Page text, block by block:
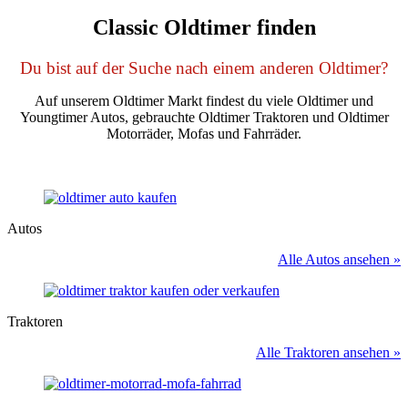
Classic Oldtimer finden
Du bist auf der Suche nach einem anderen Oldtimer?
Auf unserem Oldtimer Markt findest du viele Oldtimer und
Youngtimer Autos, gebrauchte Oldtimer Traktoren und Oldtimer
Motorräder, Mofas und Fahrräder.
Autos
Alle Autos ansehen »
Traktoren
Alle Traktoren ansehen »